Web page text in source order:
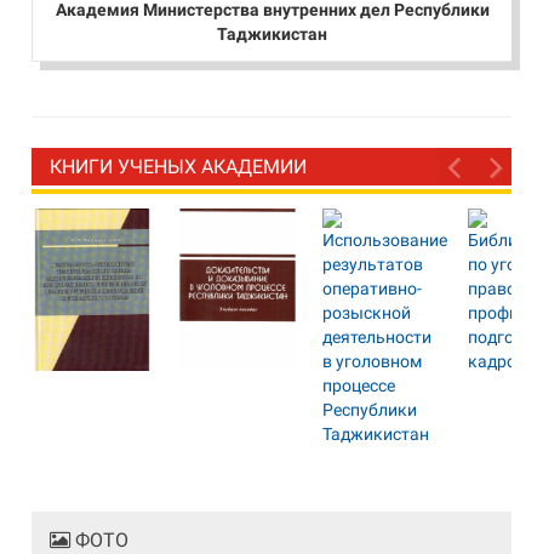
Академия Министерства внутренних дел Республики
Таджикистан
КНИГИ УЧЕНЫХ АКАДЕМИИ
ФОТО